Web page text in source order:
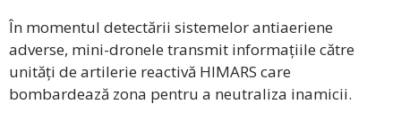
În momentul detectării sistemelor antiaeriene
adverse, mini-dronele transmit informațiile către
unități de artilerie reactivă HIMARS care
bombardează zona pentru a neutraliza inamicii.